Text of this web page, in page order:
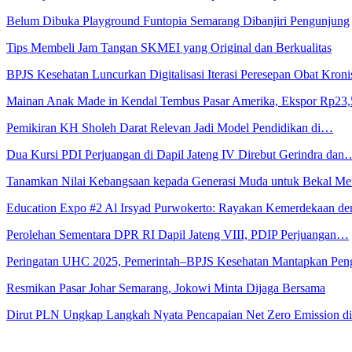
Belum Dibuka Playground Funtopia Semarang Dibanjiri Pengunjung
Tips Membeli Jam Tangan SKMEI yang Original dan Berkualitas
BPJS Kesehatan Luncurkan Digitalisasi Iterasi Peresepan Obat
Mainan Anak Made in Kendal Tembus Pasar Amerika, Ekspor
Pemikiran KH Sholeh Darat Relevan Jadi Model Pendidikan di…
Dua Kursi PDI Perjuangan di Dapil Jateng IV Direbut Gerindra
Tanamkan Nilai Kebangsaan kepada Generasi Muda untuk Bekal
Education Expo #2 Al Irsyad Purwokerto: Rayakan Kemerdekaan
Perolehan Sementara DPR RI Dapil Jateng VIII, PDIP Perjuangan…
Peringatan UHC 2025, Pemerintah–BPJS Kesehatan Mantapkan
Resmikan Pasar Johar Semarang, Jokowi Minta Dijaga Bersama
Dirut PLN Ungkap Langkah Nyata Pencapaian Net Zero Emission